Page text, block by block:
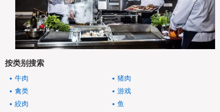
按类别搜索
牛肉
猪肉
禽类
游戏
絞肉
鱼